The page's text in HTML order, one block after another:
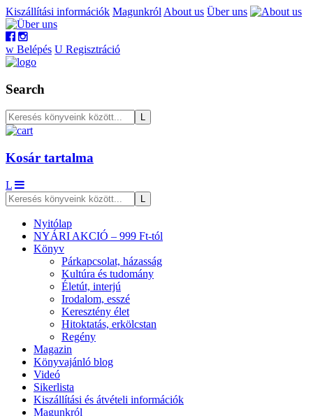
Kiszállítási információk Magunkról About us Über uns
w Belépés U Regisztráció
Search
Kosár tartalma
L
Nyitólap
NYÁRI AKCIÓ – 999 Ft-tól
Könyv
Párkapcsolat, házasság
Kultúra és tudomány
Életút, interjú
Irodalom, esszé
Keresztény élet
Hitoktatás, erkölcstan
Regény
Magazin
Könyvajánló blog
Videó
Sikerlista
Kiszállítási és átvételi információk
Magunkról